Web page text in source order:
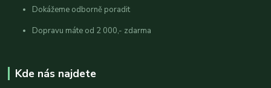
Dokážeme odborně poradit
Dopravu máte od 2 000,- zdarma
Kde nás najdete